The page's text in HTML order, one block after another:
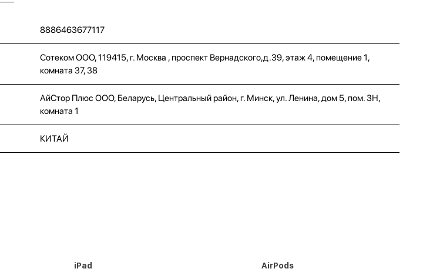
8886463677117
Сотеком ООО, 119415, г. Москва , проспект Вернадского,д.39, этаж 4, помещение 1,
комната 37, 38
АйСтор Плюс ООО, Беларусь, Центральный район, г. Минск, ул. Ленина, дом 5, пом. 3Н,
комната 1
КИТАЙ
iPad
AirPods